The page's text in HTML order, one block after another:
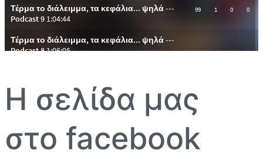
Η σελίδα μας
στο facebook